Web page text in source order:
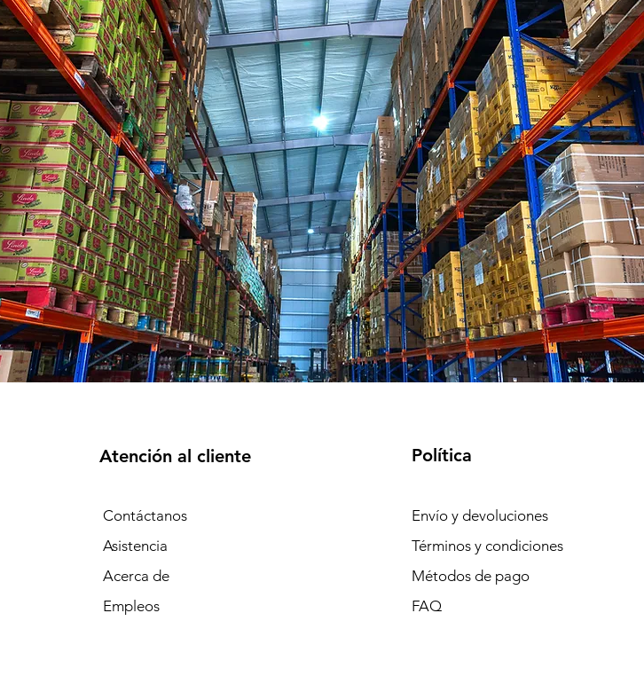
Atención al cliente
Contáctanos
Asistencia
Acerca de
Empleos
Política
Envío y devoluciones
Términos y condiciones
Métodos de pago
FAQ